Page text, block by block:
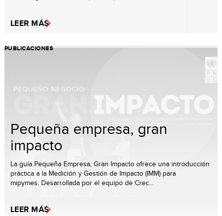
LEER MÁS
PUBLICACIONES
Pequeña empresa, gran
impacto
La guía Pequeña Empresa, Gran Impacto ofrece una introducción
práctica a la Medición y Gestión de Impacto (IMM) para
mipymes. Desarrollada por el equipo de Crec...
LEER MÁS